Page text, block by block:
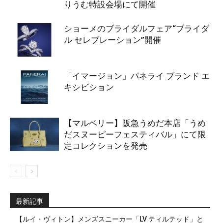
りうむ特設会場にて開催
ショーメのブライダルフェア“ブライダ
ル セレブレーション”開催
「イマージョン」パネライ ブランド エ
キシビション
【マルベリー】阪急うめだ本店「うめ
だスヌーピーフェスティバル」にて限
定コレクションを発売
最新記事
【ルイ・ヴィトン】メンズスニーカー「LV ティルテッド」と